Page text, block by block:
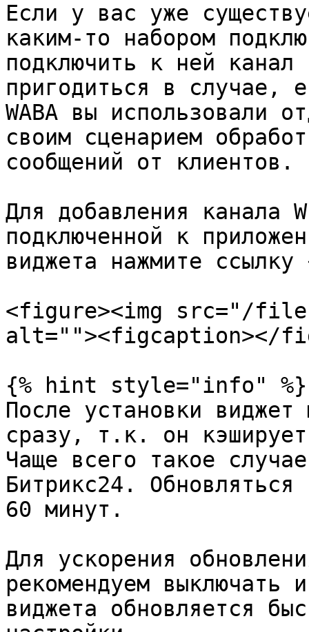
Если у вас уже
каким-то набором
подключить к ней
пригодиться в случае,
WABA вы использовали
своим сценарием
сообщений от клиентов.
Для добавления канала
подключенной к
виджета нажмите
<figure><img src="/files/
alt=""><figcaption></
{% hint style="info" %}
После установки
сразу, т.к. он
Чаще всего такое
Битрикс24.
60 минут.
Для ускорения
рекомендуем выключать
виджета обновляется